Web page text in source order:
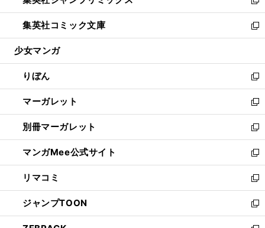
開
く
ウ
で
開
ン
ド
ウ
開
く
ウ
ィ
ン
ウ
で
開
く
新
し
い
ウ
ン
ド
ウ
で
開
く
集英社コミック文庫
新
し
ウ
ィ
ン
ド
ウ
で
開
く
少女マンガ
りぼん
新
し
い
ウ
ィ
ン
ド
ウ
で
開
く
マーガレット
新
し
い
ウ
ィ
ン
ド
ウ
で
開
別冊マーガレット
新
し
い
ウ
ィ
ン
ド
ウ
マンガMee公式サイト
新
し
い
ウ
ィ
ン
リマコミ
新
し
い
ウ
ジャンプTOON
新
し